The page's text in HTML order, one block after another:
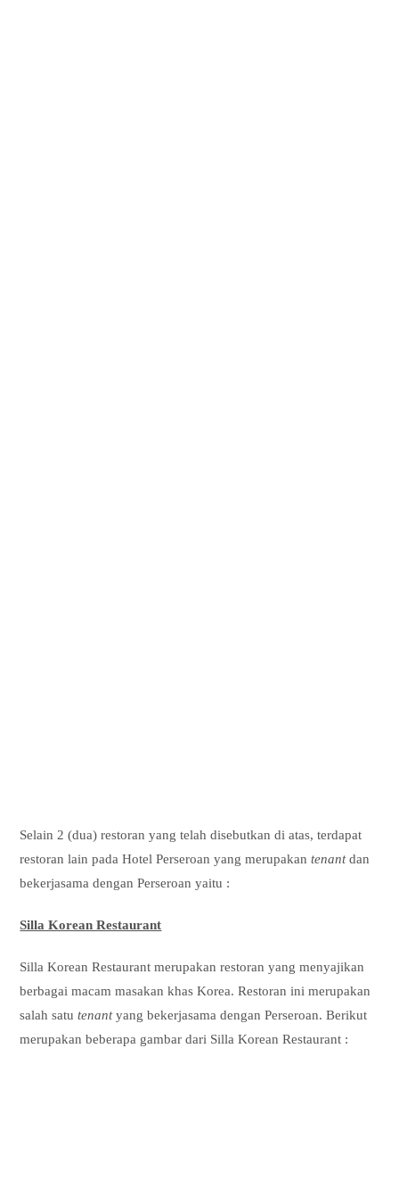
Selain 2 (dua) restoran yang telah disebutkan di atas, terdapat
restoran lain pada Hotel Perseroan yang merupakantenantdan
bekerjasama dengan Perseroan yaitu :
Silla Korean Restaurant
Silla Korean Restaurant merupakan restoran yang menyajikan
berbagai macam masakan khas Korea. Restoran ini merupakan
salah satutenantyang bekerjasama dengan Perseroan. Berikut
merupakan beberapa gambar dari Silla Korean Restaurant :